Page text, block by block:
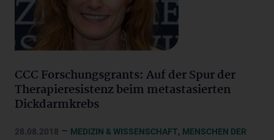
CCC Forschungsgrants: Auf der Spur der
Therapieresistenz beim metastasierten
Dickdarmkrebs
28.08.2018 – MEDIZIN & WISSENSCHAFT, MENSCHEN DER